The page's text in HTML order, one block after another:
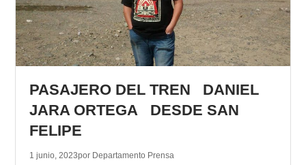
PASAJERO DEL TREN DANIEL
JARA ORTEGA DESDE SAN
FELIPE
1 junio, 2023por Departamento Prensa